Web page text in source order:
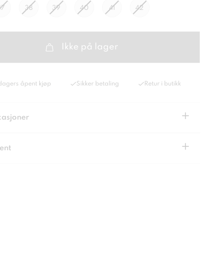
38 39 40 41 42
Ikke på lager
åpent kjøp Sikker betaling Retur i butikk
+
+